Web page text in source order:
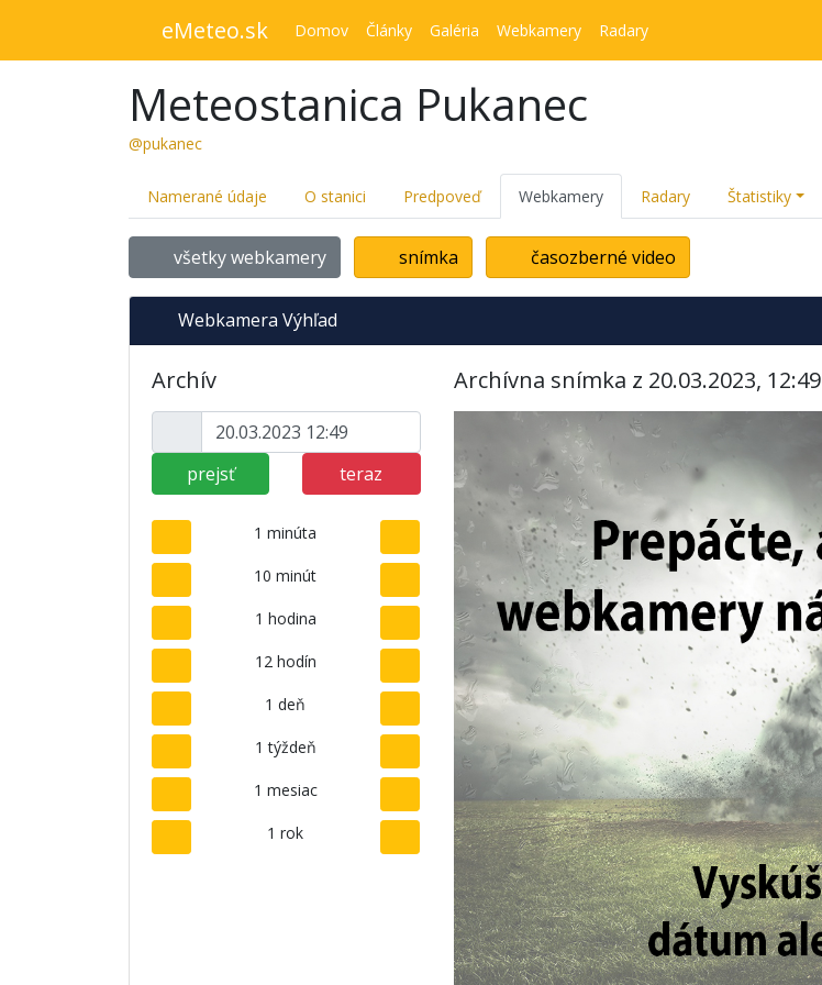
eMeteo.sk Domov Články Galéria Webkamery Radary
Meteostanica Pukanec
@pukanec
Namerané údaje O stanici Predpoveď Webkamery Radary Štatistiky
všetky webkamery snímka časozberné video
Webkamera Výhľad
Archív
prejsť teraz
1 minúta
10 minút
1 hodina
12 hodín
1 deň
1 týždeň
1 mesiac
1 rok
Archívna snímka z 20.03.2023, 12:49